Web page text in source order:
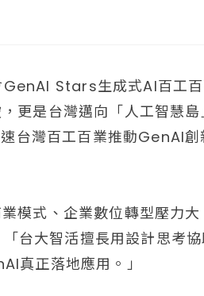
Stars生成式AI百工
更是台灣邁向「人工智慧
台灣百工百業推動GenAI創
模式、企業數位轉型壓力
台大智活擅長用設計思考
真正落地應用。」